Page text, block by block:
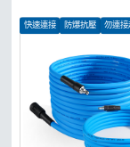
快速連接 防爆抗壓 勿連接